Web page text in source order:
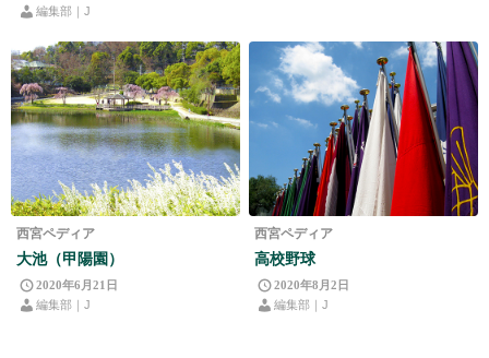
編集部｜J
西宮ペディア
大池（甲陽園）
2020年6月21日
編集部｜J
西宮ペディア
高校野球
2020年8月2日
編集部｜J